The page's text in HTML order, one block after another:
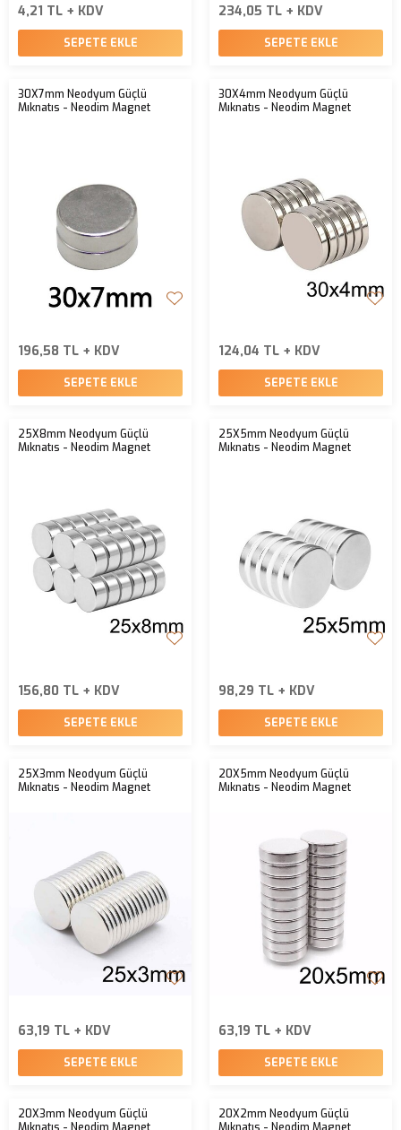
4,21 TL + KDV
SEPETE EKLE
234,05 TL + KDV
SEPETE EKLE
30X7mm Neodyum Güçlü
Mıknatıs - Neodim Magnet
196,58 TL + KDV
SEPETE EKLE
30X4mm Neodyum Güçlü
Mıknatıs - Neodim Magnet
124,04 TL + KDV
SEPETE EKLE
25X8mm Neodyum Güçlü
Mıknatıs - Neodim Magnet
156,80 TL + KDV
SEPETE EKLE
25X5mm Neodyum Güçlü
Mıknatıs - Neodim Magnet
98,29 TL + KDV
SEPETE EKLE
25X3mm Neodyum Güçlü
Mıknatıs - Neodim Magnet
63,19 TL + KDV
SEPETE EKLE
20X5mm Neodyum Güçlü
Mıknatıs - Neodim Magnet
63,19 TL + KDV
SEPETE EKLE
20X3mm Neodyum Güçlü
20X2mm Neodyum Güçlü